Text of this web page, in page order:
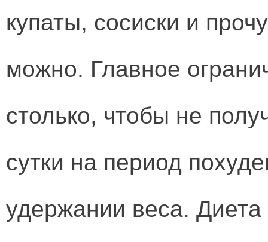
купаты, сосиски и
можно. Главное
столько, чтобы не
сутки на период
удержании веса.